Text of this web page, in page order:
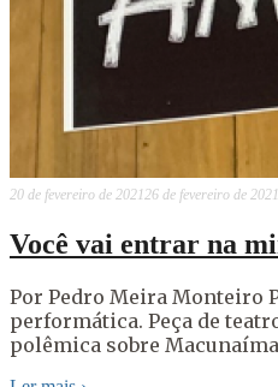
20 de fevereiro de 202126 de fevereiro de 2021
Você vai entrar na
Por Pedro Meira Monteiro
performática. Peça de
polêmica sobre